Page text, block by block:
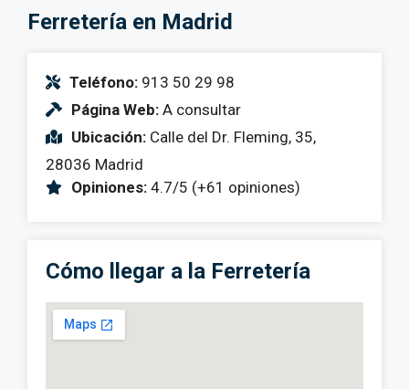
Ferretería en Madrid
Teléfono: 913 50 29 98
Página Web: A consultar
Ubicación: Calle del Dr. Fleming, 35,
28036 Madrid
Opiniones: 4.7/5 (+61 opiniones)
Cómo llegar a la Ferretería